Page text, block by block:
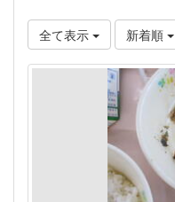
全て表示 新着順